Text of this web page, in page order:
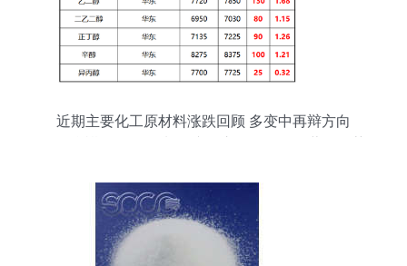
近期主要化工原材料涨跌回顾 多变中再辩方向
球宏观经济影响的驱动。回顾最近一个月（例如距
离撰写日期以前约数周之内），重要品类呈现不同
程度的涨跌:原油—因其为石化链引擎—整体围绕
70~85美元/桶的区间摆动,对化工品成本有单向驱动